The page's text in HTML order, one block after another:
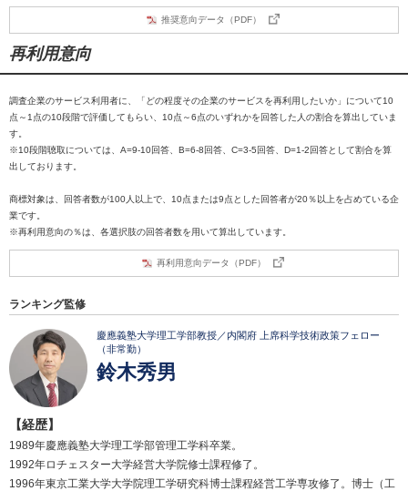
推奨意向データ（PDF）
再利用意向
調査企業のサービス利用者に、「どの程度その企業のサービスを再利用したいか」について10
点～1点の10段階で評価してもらい、10点～6点のいずれかを回答した人の割合を算出していま
す。
※10段階聴取については、A=9-10回答、B=6-8回答、C=3-5回答、D=1-2回答として割合を算
出しております。
商標対象は、回答者数が100人以上で、10点または9点とした回答者が20％以上を占めている企
業です。
※再利用意向の％は、各選択肢の回答者数を用いて算出しています。
再利用意向データ（PDF）
ランキング監修
慶應義塾大学理工学部教授／内閣府 上席科学技術政策フェロー
（非常勤）
鈴木秀男
【経歴】
1989年慶應義塾大学理工学部管理工学科卒業。
1992年ロチェスター大学経営大学院修士課程修了。
1996年東京工業大学大学院理工学研究科博士課程経営工学専攻修了。博士（工